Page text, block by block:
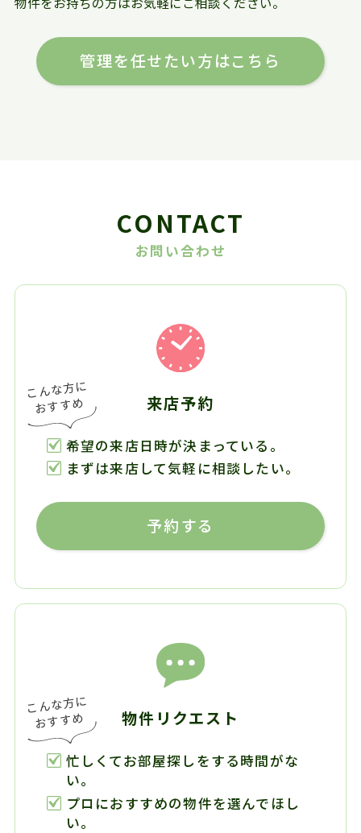
管理を任せたい方はこちら
CONTACT
お問い合わせ
来店予約
希望の来店日時が決まっている。
まずは来店して気軽に相談したい。
予約する
物件リクエスト
忙しくてお部屋探しをする時間がな
い。
プロにおすすめの物件を選んでほし
い。